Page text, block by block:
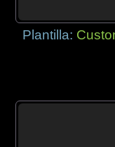
Plantilla: